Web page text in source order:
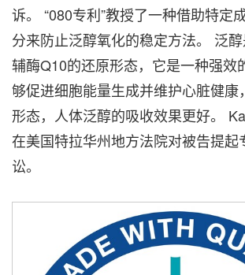
诉。 “080专利”教授了一种借助特定
分来防止泛醇氧化的稳定方法。 泛
辅酶Q10的还原形态，它是一种强效
够促进细胞能量生成并维护心脏健康
形态，人体泛醇的吸收效果更好。
在美国特拉华州地方法院对被告提起
讼。